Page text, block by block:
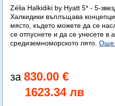
Zélia Halkidiki by Hyatt 5* - 5-
Халкидики въплъщава
място, където можете да се
се отпуснете и да се унесете в
средиземноморското лято.
830.00 €
1623.34 лв